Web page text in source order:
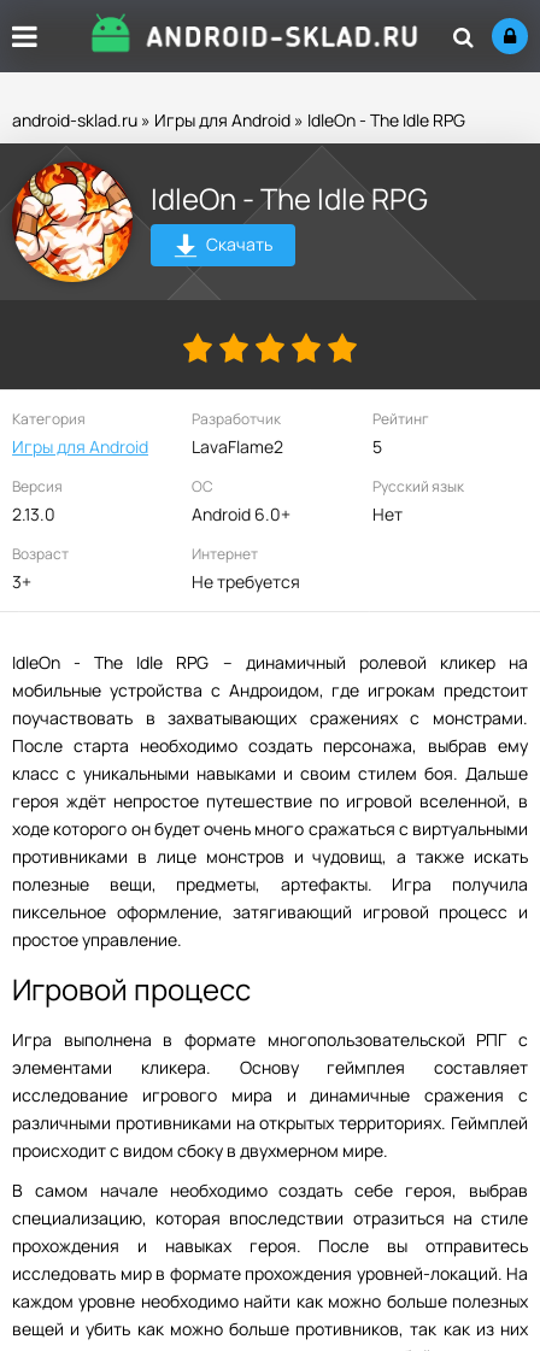
android-sklad.ru » Игры для Android » IdleOn - The Idle RPG
IdleOn - The Idle RPG
Скачать
Категория
Игры для Android
Разработчик
LavaFlame2
Рейтинг
5
Версия
2.13.0
ОС
Android 6.0+
Русский язык
Нет
Возраст
3+
Интернет
Не требуется
IdleOn - The Idle RPG – динамичный ролевой кликер на
мобильные устройства с Андроидом, где игрокам предстоит
поучаствовать в захватывающих сражениях с монстрами.
После старта необходимо создать персонажа, выбрав ему
класс с уникальными навыками и своим стилем боя. Дальше
героя ждёт непростое путешествие по игровой вселенной, в
ходе которого он будет очень много сражаться с виртуальными
противниками в лице монстров и чудовищ, а также искать
полезные вещи, предметы, артефакты. Игра получила
пиксельное оформление, затягивающий игровой процесс и
простое управление.
Игровой процесс
Игра выполнена в формате многопользовательской РПГ с
элементами кликера. Основу геймплея составляет
исследование игрового мира и динамичные сражения с
различными противниками на открытых территориях. Геймплей
происходит с видом сбоку в двухмерном мире.
В самом начале необходимо создать себе героя, выбрав
специализацию, которая впоследствии отразиться на стиле
прохождения и навыках героя. После вы отправитесь
исследовать мир в формате прохождения уровней-локаций. На
каждом уровне необходимо найти как можно больше полезных
вещей и убить как можно больше противников, так как из них